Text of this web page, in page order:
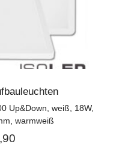
Up&Down, weiß, 18W,
warmweiß